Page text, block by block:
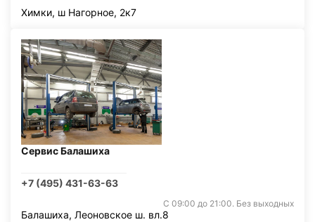
Химки, ш Нагорное, 2к7
Сервис Балашиха
+7 (495) 431-63-63
С 09:00 до 21:00. Без выходных
Балашиха, Леоновское ш. вл.8